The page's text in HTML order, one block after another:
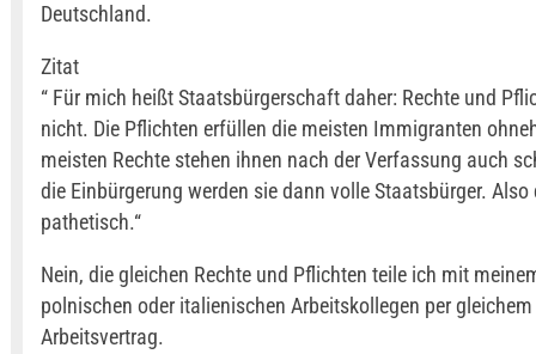
Deutschland.
Zitat
“ Für mich heißt Staatsbürgerschaft daher: Rechte und
nicht. Die Pflichten erfüllen die meisten Immigranten
meisten Rechte stehen ihnen nach der Verfassung auch
die Einbürgerung werden sie dann volle Staatsbürger.
pathetisch.“
Nein, die gleichen Rechte und Pflichten teile ich mit
polnischen oder italienischen Arbeitskollegen per gleichem
Arbeitsvertrag.